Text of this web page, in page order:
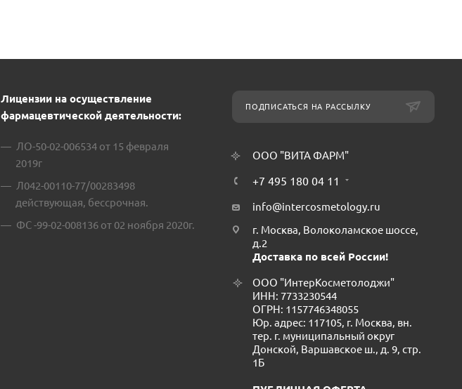
Лицензии на осуществление
фармацевтической деятельности:
ЛО-50-02-006534 от 15 февраля
2019г
Л042-00110-77/00283498
действующая, бессрочная.
ФС -99-02-008136 от 02 ноября 2020г.
ПОДПИСАТЬСЯ НА РАССЫЛКУ
ООО "ВИТА ФАРМ"
+7 495 180 04 11
info@intercosmetology.ru
г. Москва, Волоколамское шоссе,
д.2
Доставка по всей России!
ООО "ИнтерКосметолоджи"
ИНН: 7733230544
ОГРН: 1157746348055
Юр. адрес: 117105, г. Москва, вн.
тер. г. муниципальный округ
Донской, Варшавское ш., д. 9, стр.
1Б